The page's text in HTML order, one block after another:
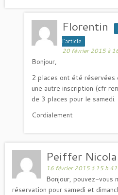
Florentin
l’article
20 février 2015 à
Bonjour,
2 places ont été réservées
une autre inscription (cfr
de 3 places pour le samedi.
Cordialement
Peiffer
16 février 2015 à 15 h
Bonjour, pouvez-vous
réservation pour samedi et